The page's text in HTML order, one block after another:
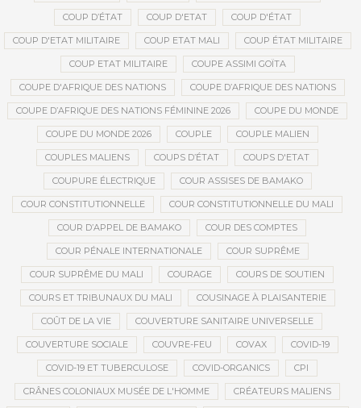
COUP D’ÉTAT COUP D'ETAT COUP D'ÉTAT
COUP D'ETAT MILITAIRE COUP ETAT MALI COUP ÉTAT MILITAIRE
COUP ETAT MILITAIRE COUPE ASSIMI GOÏTA
COUPE D'AFRIQUE DES NATIONS COUPE D’AFRIQUE DES NATIONS
COUPE D’AFRIQUE DES NATIONS FÉMININE 2026 COUPE DU MONDE
COUPE DU MONDE 2026 COUPLE COUPLE MALIEN
COUPLES MALIENS COUPS D’ÉTAT COUPS D'ETAT
COUPURE ÉLECTRIQUE COUR ASSISES DE BAMAKO
COUR CONSTITUTIONNELLE COUR CONSTITUTIONNELLE DU MALI
COUR D’APPEL DE BAMAKO COUR DES COMPTES
COUR PÉNALE INTERNATIONALE COUR SUPRÊME
COUR SUPRÊME DU MALI COURAGE COURS DE SOUTIEN
COURS ET TRIBUNAUX DU MALI COUSINAGE À PLAISANTERIE
COÛT DE LA VIE COUVERTURE SANITAIRE UNIVERSELLE
COUVERTURE SOCIALE COUVRE-FEU COVAX COVID-19
COVID-19 ET TUBERCULOSE COVID-ORGANICS CPI
CRÂNES COLONIAUX MUSÉE DE L'HOMME CRÉATEURS MALIENS